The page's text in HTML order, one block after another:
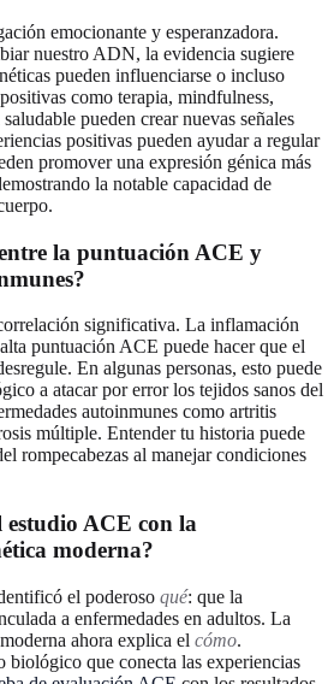
emocionante y esperanzadora.
nuestro ADN, la evidencia sugiere
pueden influenciarse o incluso
como terapia, mindfulness,
pueden crear nuevas señales
positivas pueden ayudar a regular
promover una expresión génica más
la notable capacidad de
la puntuación ACE y
significativa. La inflamación
puntuación ACE puede hacer que el
En algunas personas, esto puede
a atacar por error los tejidos sanos del
autoinmunes como artritis
múltiple. Entender tu historia puede
rompecabezas al manejar condiciones
estudio ACE con la
moderna?
el poderoso qué: que la
a enfermedades en adultos. La
ahora explica el cómo.
biológico que conecta las experiencias